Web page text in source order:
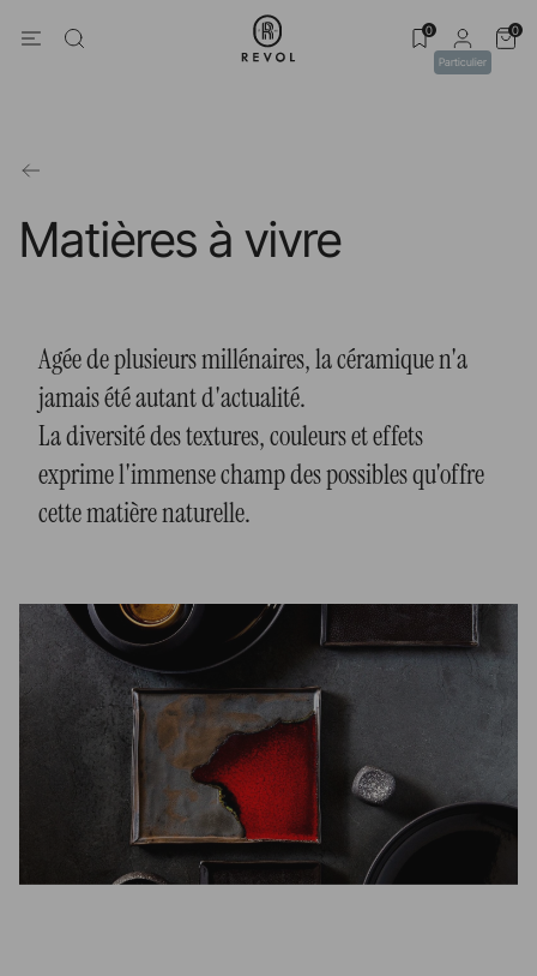
Particulier
0 0
Matières à vivre
Agée de plusieurs millénaires, la céramique n'a
jamais été autant d'actualité.
La diversité des textures, couleurs et effets
exprime l'immense champ des possibles qu'offre
cette matière naturelle.